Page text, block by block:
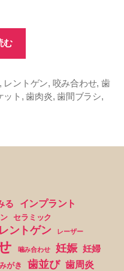
む
ジ
を
よ
治
療
は
痛
い
, レントゲン, 咬み合わせ, 歯
ット ,歯肉炎,歯間ブラシ,
る インプラント
セラミック
レントゲン レーザー
噛み合わせ 妊娠 妊婦
がき 歯並び 歯周炎